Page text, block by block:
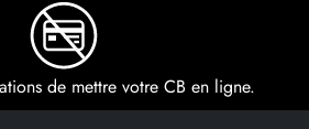
de mettre votre CB en ligne.